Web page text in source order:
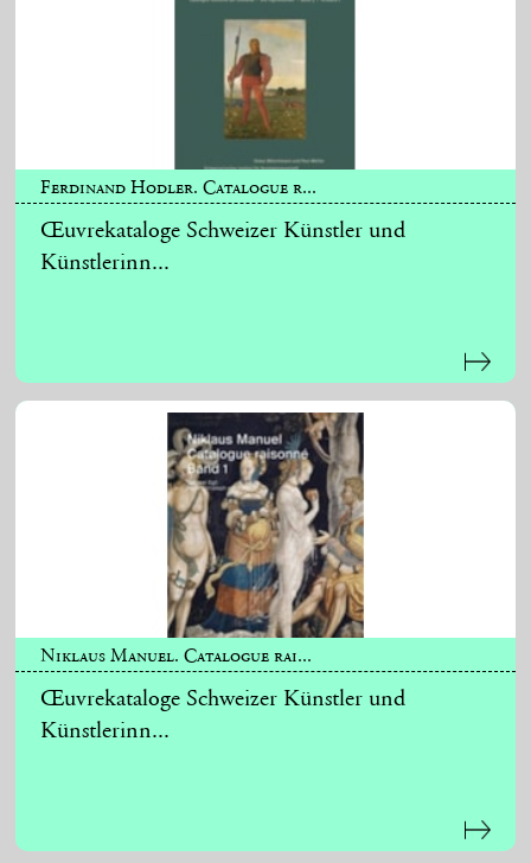
Ferdinand Hodler. Catalogue r...
Œuvrekataloge Schweizer Künstler und
Künstlerinn...
Niklaus Manuel. Catalogue rai...
Œuvrekataloge Schweizer Künstler und
Künstlerinn...